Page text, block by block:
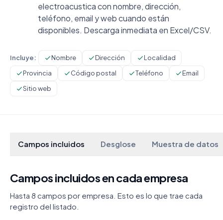
electroacustica con nombre, dirección,
teléfono, email y web cuando están
disponibles. Descarga inmediata en Excel/CSV.
Incluye: Nombre Dirección
Localidad
Provincia
Código postal Teléfono
Email
Sitio web
Campos incluidos Desglose Muestra de datos
Campos incluidos en cada empresa
Hasta 8 campos por empresa. Esto es lo que trae cada
registro del listado.